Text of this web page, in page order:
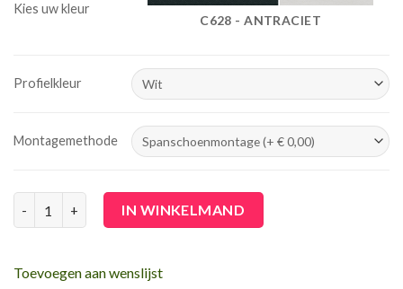
Kies uw kleur
C628 - ANTRACIET
Profielkleur
Montagemethode
Duo plissé met greep (Top down/Bottom up) - verduisterend
IN WINKELMAND
Toevoegen aan wenslijst